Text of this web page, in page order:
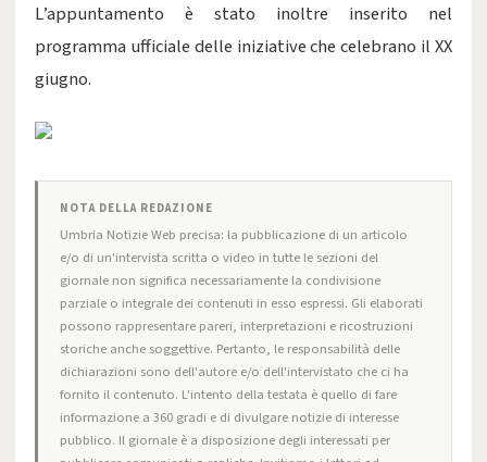
L’appuntamento è stato inoltre inserito nel
programma ufficiale delle iniziative che celebrano il XX
giugno.
NOTA DELLA REDAZIONE
Umbria Notizie Web precisa: la pubblicazione di un articolo
e/o di un'intervista scritta o video in tutte le sezioni del
giornale non significa necessariamente la condivisione
parziale o integrale dei contenuti in esso espressi. Gli elaborati
possono rappresentare pareri, interpretazioni e ricostruzioni
storiche anche soggettive. Pertanto, le responsabilità delle
dichiarazioni sono dell'autore e/o dell'intervistato che ci ha
fornito il contenuto. L'intento della testata è quello di fare
informazione a 360 gradi e di divulgare notizie di interesse
pubblico. Il giornale è a disposizione degli interessati per